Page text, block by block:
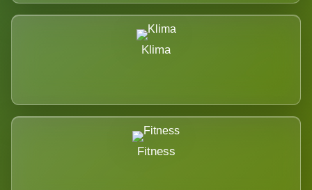
Klima
Fitness